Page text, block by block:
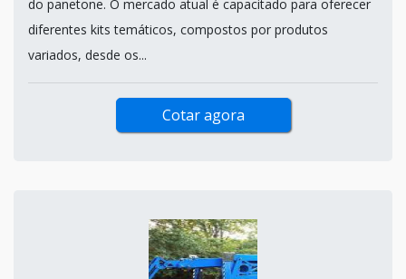
do panetone. O mercado atual é capacitado para oferecer
diferentes kits temáticos, compostos por produtos
variados, desde os...
Cotar agora